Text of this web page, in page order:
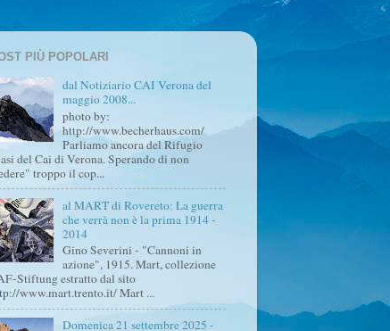
PIÙ POPOLARI
dal Notiziario CAI Verona del
maggio 2008...
photo by:
http://www.becherhaus.com/
Parliamo ancora del Rifugio
del Cai di Verona. Sperando di non
troppo il cop...
al MART di Rovereto: La guerra
che verrà non è la prima 1914 -
2014
Gino Severini - "Cannoni in
azione", 1915. Mart, collezione
Stiftung estratto dal sito
www.mart.trento.it/ Mart ...
Domenica 21 settembre 2025 -